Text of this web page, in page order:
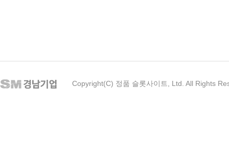
Copyright(C) 정품 슬롯사이트, Ltd. All Rights